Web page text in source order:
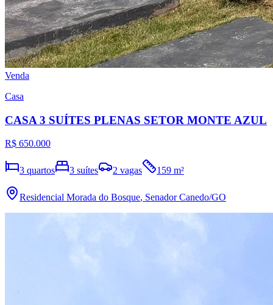
Venda
Casa
CASA 3 SUÍTES PLENAS SETOR MONTE AZUL
R$ 650.000
3 quartos 3 suítes 2 vagas 159 m²
Residencial Morada do Bosque, Senador Canedo/GO